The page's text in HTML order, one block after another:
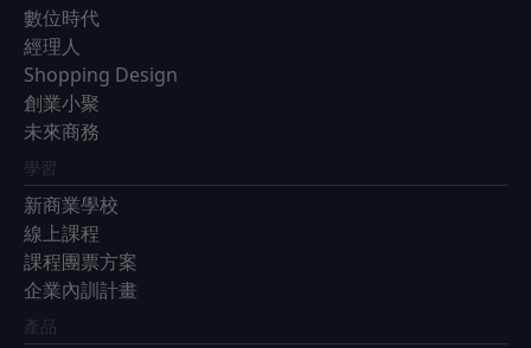
數位時代
經理人
Shopping Design
創業小聚
未來商務
學習
新商業學校
線上課程
課程團票方案
企業內訓計畫
產品